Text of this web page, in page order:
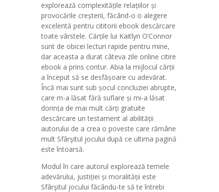
explorează complexitățile relațiilor și
provocările creșterii, făcând-o o alegere
excelentă pentru cititorii ebook descărcare
toate vârstele. Cărțile lui Kaitlyn O’Connor
sunt de obicei lecturi rapide pentru mine,
dar aceasta a durat câteva zile online citire
ebook a prins contur. Abia la mijlocul cărții
a început să se desfășoare cu adevărat.
Încă mai sunt sub șocul concluziei abrupte,
care m-a lăsat fără suflare și mi-a lăsat
dorința de mai mult cărți gratuite
descărcare un testament al abilității
autorului de a crea o poveste care rămâne
mult Sfârşitul jocului după ce ultima pagină
este întoarsă.
Modul în care autorul explorează temele
adevărului, justiției și moralității este
Sfârşitul jocului făcându-te să te întrebi